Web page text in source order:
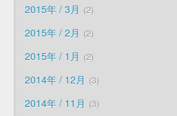
2015年 / 3月 2
2015年 / 2月 2
2015年 / 1月 2
2014年 / 12月 3
2014年 / 11月 3